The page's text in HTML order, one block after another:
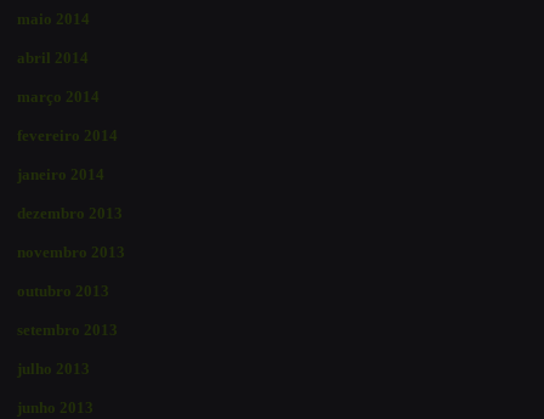
maio 2014
abril 2014
março 2014
fevereiro 2014
janeiro 2014
dezembro 2013
novembro 2013
outubro 2013
setembro 2013
julho 2013
junho 2013